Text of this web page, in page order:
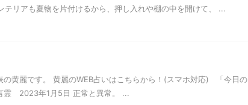
テリアも夏物を片付けるから、押し入れや棚の中を開けて、 ...
の黄麗です。 黄麗のWEB占いはこちらから！(スマホ対応) 「今日の
霊 2023年1月5日 正常と異常。 ...